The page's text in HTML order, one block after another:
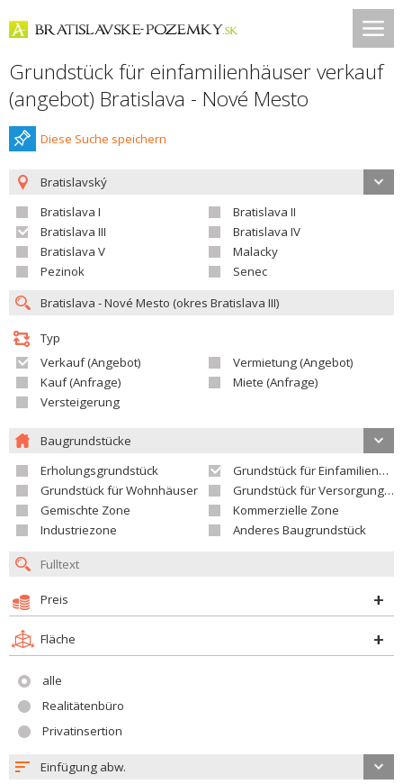
Grundstück für einfamilienhäuser verkauf
(angebot) Bratislava - Nové Mesto
Diese Suche speichern
Bratislavský
Bratislava I
Bratislava II
Bratislava III
Bratislava IV
Bratislava V
Malacky
Pezinok
Senec
Typ
Verkauf (Angebot)
Vermietung (Angebot)
Kauf (Anfrage)
Miete (Anfrage)
Versteigerung
Baugrundstücke
Erholungsgrundstück
Grundstück für Einfamilienhäuser
Grundstück für Wohnhäuser
Grundstück für Versorgungseinrichtungen
Gemischte Zone
Kommerzielle Zone
Industriezone
Anderes Baugrundstück
Preis
Fläche
alle
Realitätenbüro
Privatinsertion
Einfügung abw.